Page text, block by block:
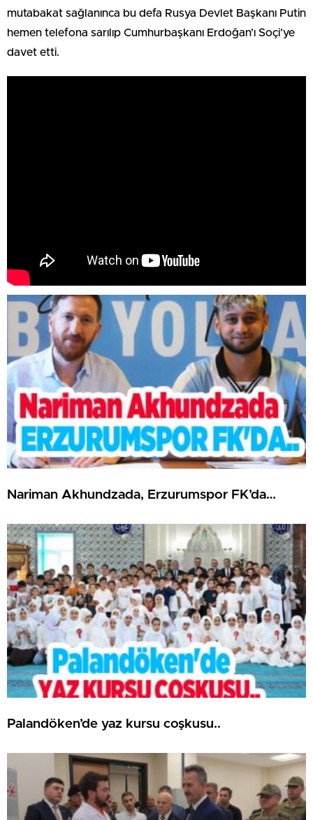
mutabakat sağlanınca bu defa Rusya Devlet Başkanı Putin
hemen telefona sarılıp Cumhurbaşkanı Erdoğan’ı Soçi’ye
davet etti.
Nariman Akhundzada, Erzurumspor FK’da…
Palandöken’de yaz kursu coşkusu..